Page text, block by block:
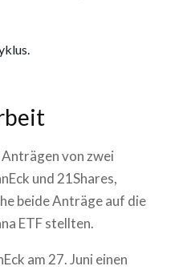
von zwei
und 21Shares,
beide Anträge auf die
ETF stellten.
am 27. Juni einen